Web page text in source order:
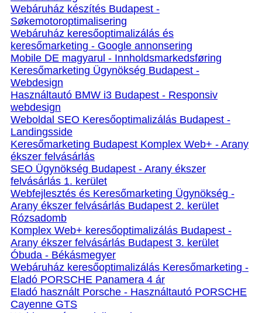
Webáruház készítés Budapest -
Søkemotoroptimalisering
Webáruház keresőoptimalizálás és
keresőmarketing - Google annonsering
Mobile DE magyarul - Innholdsmarkedsføring
Keresőmarketing Ügynökség Budapest -
Webdesign
Használtautó BMW i3 Budapest - Responsiv
webdesign
Weboldal SEO Keresőoptimalizálás Budapest -
Landingsside
Keresőmarketing Budapest Komplex Web+ - Arany
ékszer felvásárlás
SEO Ügynökség Budapest - Arany ékszer
felvásárlás 1. kerület
Webfejlesztés és Keresőmarketing Ügynökség -
Arany ékszer felvásárlás Budapest 2. kerület
Rózsadomb
Komplex Web+ keresőoptimalizálás Budapest -
Arany ékszer felvásárlás Budapest 3. kerület
Óbuda - Békásmegyer
Webáruház keresőoptimalizálás Keresőmarketing -
Eladó PORSCHE Panamera 4 ár
Eladó használt Porsche - Használtautó PORSCHE
Cayenne GTS